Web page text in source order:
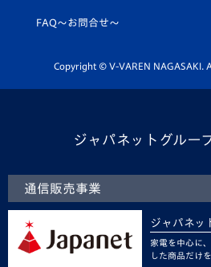
平和祈念活動
ホームタウン活動
スクール
FAQ〜お問合せ〜
Copyright © V-VAREN NAGASAKI.
ジャパネットグルー
通信販売事業
ジャパネッ
家電を中心に
した商品だけ